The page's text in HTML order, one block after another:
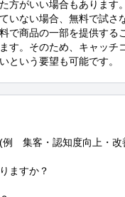
方がいい場合もあります
いない場合、無料で試さ
で商品の一部を提供する
す。そのため、キャッチ
という要望も可能です。
　集客・認知度向上・改
ますか？